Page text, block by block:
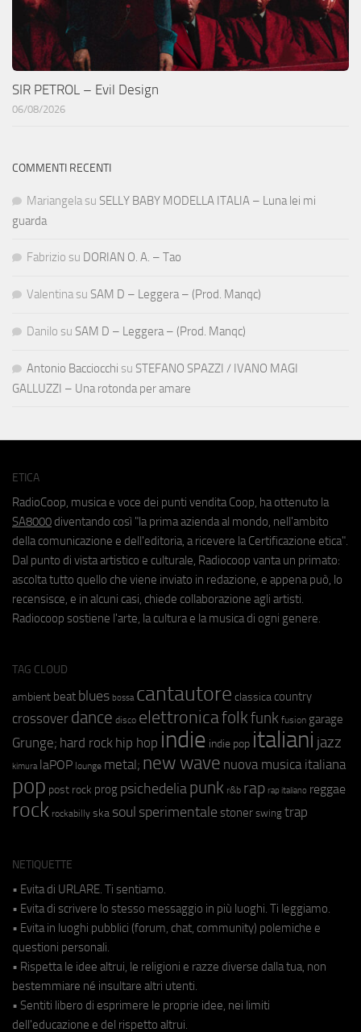
SIR PETROL – Evil Design
06/08/2026
COMMENTI RECENTI
Mariangela su SELLY BABY MODELLA ITALIA – Luna lei mi
guarda
Fabrizio su DORIAN O. A. – Tao
Valentina su SAM D – Leggera – (Prod. Manqc)
Danilo su SAM D – Leggera – (Prod. Manqc)
Antonio Bacciocchi su STEFANO SPAZZI / IVANO MAGI
GALLUZZI – Una rotonda per amare
ETICA
RadioCoop, musica e voce dei punti vendita Coop, ha ottenuto la
SA8000 diventando così "la prima azienda al mondo, nell'ambito
della comunicazione e dell'editoria, a ricevere la Certificazione etica".
Dal punto di vista artistico e culturale, Radiocoop vanta un primato:
ascolta tutto quello che viene inviato in redazione, e appena può, lo
recensisce, e in alcuni casi, chiede collaborazione agli artisti.
Radiocoop sostiene l'arte, la cultura e la musica di ogni genere.
TAG CLOUD
ambient beat blues bossa cantautore classica country
crossover dance disco elettronicafolkfunk fusion garage
Grunge; hard rock hip hop indie indie pop italiani jazz
kimura laPOP lounge metal; new wave nuova musica italiana
pop post rock prog psichedeliapunk r&b rap rap italiano reggae
rock rockabilly ska soul sperimentale stoner swing trap
NETIQUETTE
• Evita di URLARE. Ti sentiamo.
• Evita di scrivere lo stesso messaggio in più luoghi. Ti leggiamo.
• Evita in luoghi pubblici (forum, chat, community) polemiche e
questioni personali.
• Rispetta le idee altrui, le religioni e razze diverse dalla tua, non
bestemmiare né insultare altri utenti.
• Sentiti libero di esprimere le proprie idee, nei limiti
dell'educazione e del rispetto altrui.